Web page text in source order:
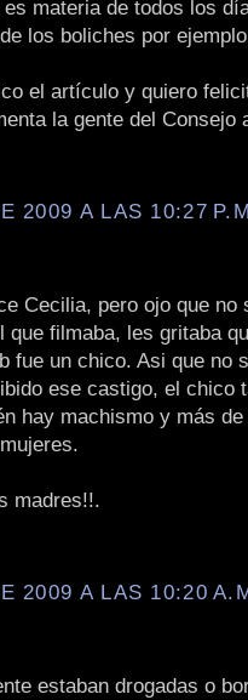
es materia de todos los
los boliches por
el artículo y quiero
la gente del Consejo
2009 A LAS 10:27
Cecilia, pero ojo que no
que filmaba, les gritaba
fue un chico. Asi que no
ese castigo, el chico
hay machismo y más
madres!!.
2009 A LAS 10:20
estaban drogadas o